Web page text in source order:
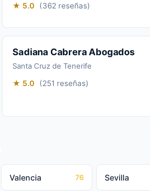
★ 5.0 (362 reseñas)
Sadiana Cabrera Abogados
Santa Cruz de Tenerife
★ 5.0 (251 reseñas)
Valencia 76 Sevilla